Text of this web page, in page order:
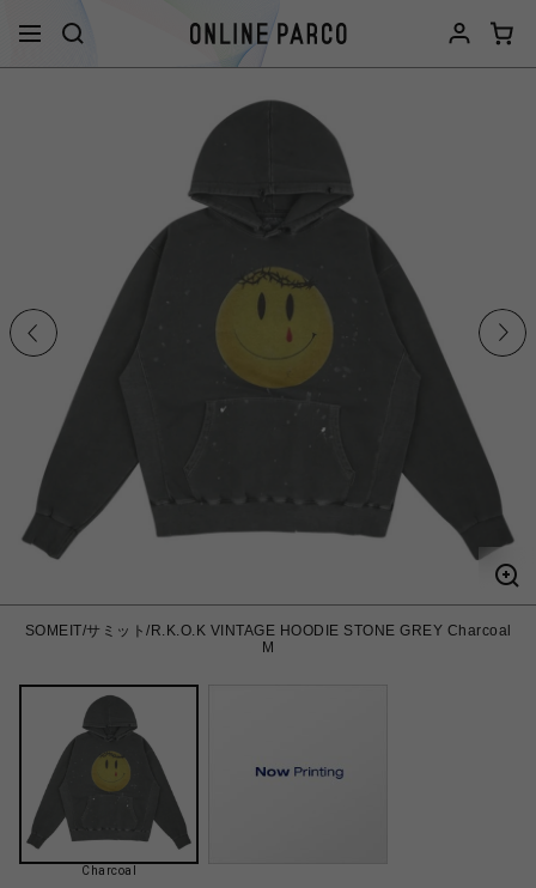
SOMEIT/サミット/R.K.O.K VINTAGE HOODIE STONE GREY Charcoal
M
Charcoal